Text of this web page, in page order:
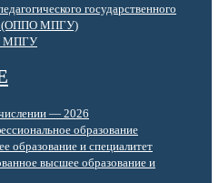
государственного
(ОППО МПГУ)
МПГУ
— 2026
образование
образование и специалитет
высшее образование и